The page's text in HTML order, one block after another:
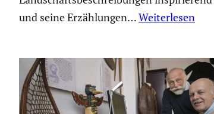
und seine Erzäh­lungen…Weiterlesen